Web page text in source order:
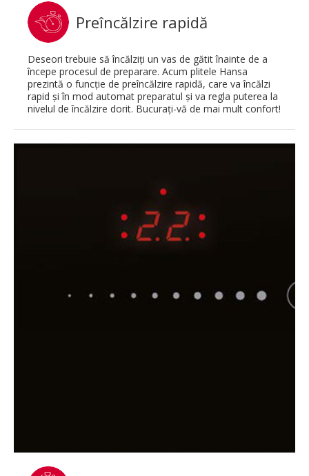
Preîncălzire rapidă
Deseori trebuie să încălziţi un vas de gătit înainte de a
începe procesul de preparare. Acum plitele Hansa
prezintă o funcţie de preîncălzire rapidă, care va încălzi
rapid şi în mod automat preparatul şi va regla puterea la
nivelul de încălzire dorit. Bucuraţi-vă de mai mult confort!